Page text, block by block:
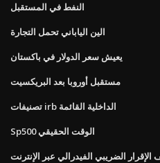
النفط في المستقبل
الين الياباني تحمل التجارة
يعيش سعر الدولار في باكستان
مستقبل أوروبا بعد البريكسيت
تصنيفات irb الداخلية القائمة
Sp500 الوقت الحقيقي
الإقرار الضريبي الفيدرالي عبر الإنترنت